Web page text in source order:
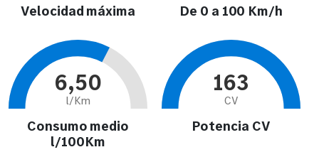
Velocidad máxima De 0 a 100 Km/h
6,50
l/Km
Consumo medio
l/100Km
163
CV
Potencia CV